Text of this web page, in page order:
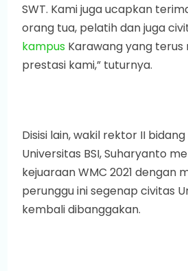
SWT. Kami juga ucapkan
orang tua, pelatih dan juga
kampus Karawang yang terus
prestasi kami,” tuturnya.
Disisi lain, wakil rektor II
Universitas BSI, Suharyanto
kejuaraan WMC 2021 dengan
perunggu ini segenap civitas
kembali dibanggakan.